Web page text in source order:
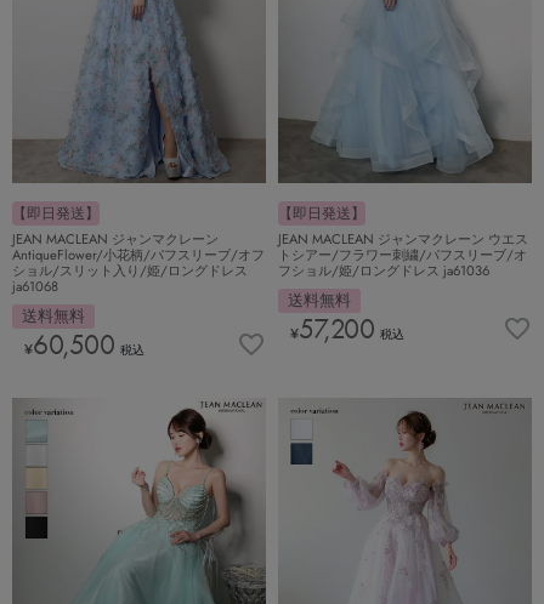
【即日発送】
JEAN MACLEAN ジャンマクレーン
AntiqueFlower/小花柄/パフスリーブ/オフ
ショル/スリット入り/姫/ロングドレス
ja61068
送料無料
¥60,500 税込
【即日発送】
JEAN MACLEAN ジャンマクレーン ウエス
トシアー/フラワー刺繍/パフスリーブ/オ
フショル/姫/ロングドレス ja61036
送料無料
¥57,200 税込